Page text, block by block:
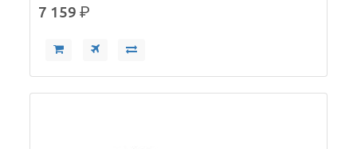
7 159р.